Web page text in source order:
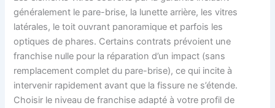
généralement le pare-brise, la lunette arrière, les vitres
latérales, le toit ouvrant panoramique et parfois les
optiques de phares. Certains contrats prévoient une
franchise nulle pour la réparation d’un impact (sans
remplacement complet du pare-brise), ce qui incite à
intervenir rapidement avant que la fissure ne s’étende.
Choisir le niveau de franchise adapté à votre profil de